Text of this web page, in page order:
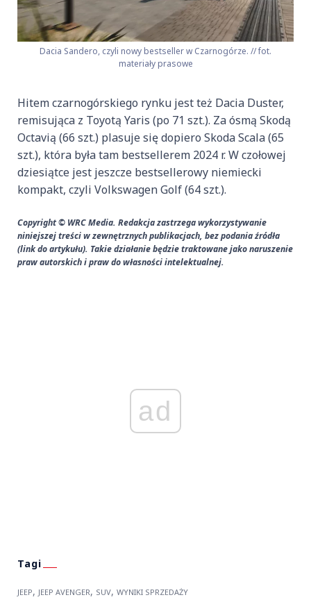
Dacia Sandero, czyli nowy bestseller w Czarnogórze. // fot.
materiały prasowe
Hitem czarnogórskiego rynku jest też Dacia Duster,
remisująca z Toyotą Yaris (po 71 szt.). Za ósmą Skodą
Octavią (66 szt.) plasuje się dopiero Skoda Scala (65
szt.), która była tam bestsellerem 2024 r. W czołowej
dziesiątce jest jeszcze bestsellerowy niemiecki
kompakt, czyli Volkswagen Golf (64 szt.).
Copyright © WRC Media. Redakcja zastrzega wykorzystywanie
niniejszej treści w zewnętrznych publikacjach, bez podania źródła
(link do artykułu). Takie działanie będzie traktowane jako naruszenie
praw autorskich i praw do własności intelektualnej.
ad
JEEP, JEEP AVENGER, SUV, WYNIKI SPRZEDAŻY